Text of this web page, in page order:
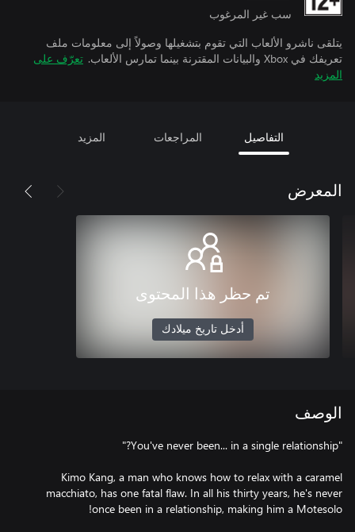
سب غير المرغوب
يتلقى ناشرو الألعاب التي تقوم بتشغيلها وصولاً إلى معلومات ملف
تعريفك في Xbox والبيانات المقترنة بينما تمارس الألعاب.
تعرّف على
المزيد
التفاصيل المراجعات المزيد
المعرض
تم حظر هذا المحتوى
أدخل تاريخ ميلادك
الوصف
Kimo Kang, a man who knows how to relax with a caramel
macchiato, has one fatal flaw. In all his thirty years, he's never